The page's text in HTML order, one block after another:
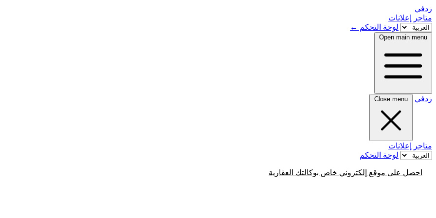
زدفي
متاجر
إعلانات
لوحة التحكم ←
Open main menu
زدفي Close menu
متاجر
إعلانات
لوحة التحكم
احصل على موقع إلكتروني خاص بوكالتك العقارية